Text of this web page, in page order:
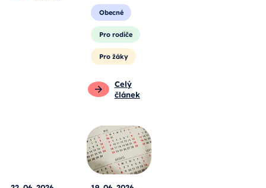
Obecné
Pro rodiče
Pro žáky
Celý
článek